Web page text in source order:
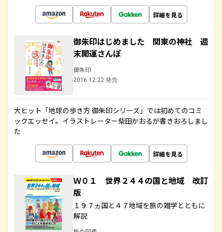
詳細を見る
御朱印はじめました 関東の神社 週
末開運さんぽ
御朱印
2016.12.22 発売
大ヒット「地球の歩き方 御朱印シリーズ」では初めてのコミ
ックエッセイ。イラストレーター柴田かおるが書きおろしまし
た
詳細を見る
Ｗ０１ 世界２４４の国と地域 改訂
版
１９７ヵ国と４７地域を旅の雑学とともに
解説